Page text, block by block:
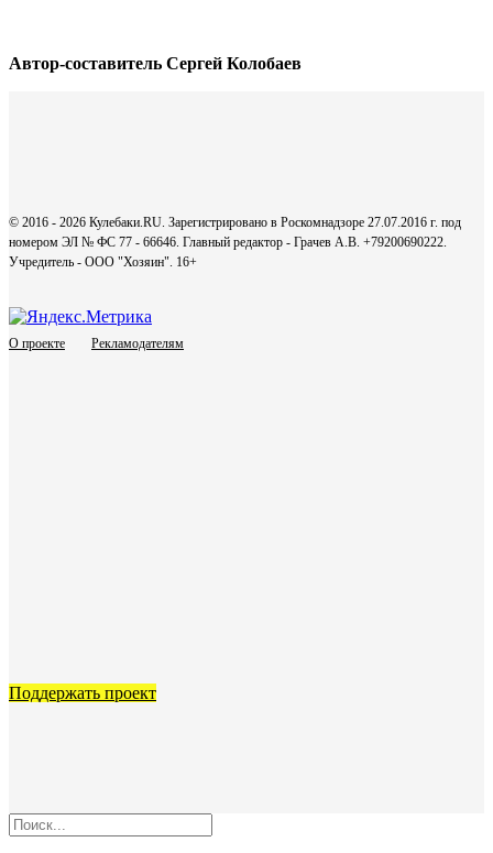
Автор-составитель Сергей Колобаев
© 2016 - 2026 Кулебаки.RU. Зарегистрировано в Роскомнадзоре 27.07.2016 г. под
номером ЭЛ № ФС 77 - 66646. Главный редактор - Грачев А.В. +79200690222.
Учредитель - ООО "Хозяин". 16+
О проекте Рекламодателям
Поддержать проект